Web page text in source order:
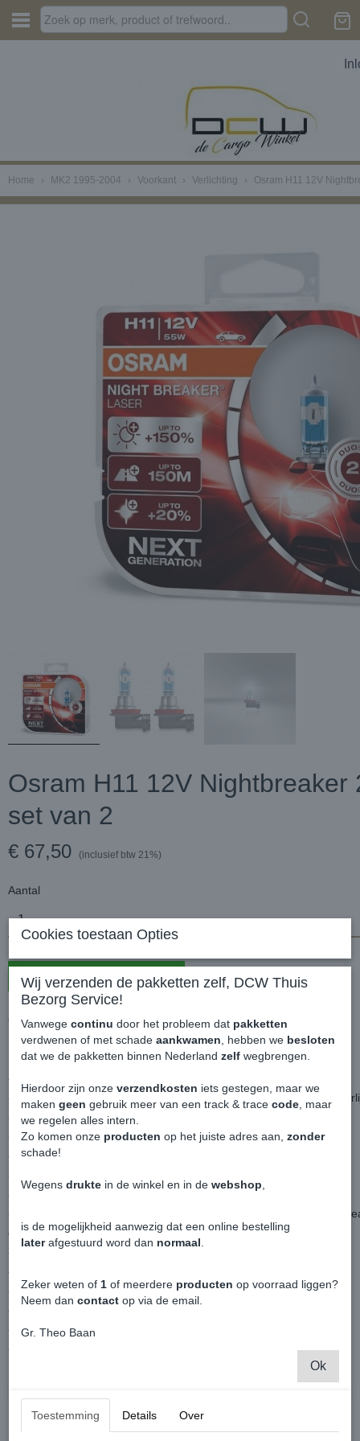
Home › MK2 1995-2004 › Voorkant › Verlichting › Osram H11 12V
Osram H11 12V Nightbreaker
set van 2
€ 67,50 (inclusief btw 21%)
Aantal
In winkelwagen
Osram H11 12V Nightbreaker 200 laser - set van 2
Kenmerken en voordelen NIGHT BREAKER LASER:
- Tot 150% meer licht op de weg
- Tot 150 m langere lichtbundel, waardoor meer reactietijd bij
- Tot 20% witter licht
- Meer lichtprestaties dankzij innovatieve laserablatie-technologie
- Uniek ontwerp met lasergeëtste productnaam
- ECE goedgekeurd
- Beter en meer zicht
- Meer licht maakt het mogelijk om verder te zien en dus sneller te
obstakels en gevaren zijn daardoor sneller te herkennen
- Hoger rijcomfort
- Comfortabel voor oudere en brildragende bestuurders
- Ideaal voor bestuurders die last hebben van nachtblindheid
- Ideaal voor vervuilde en verouderde koplampen
- Premium kwaliteit gemaakt in Duitsland
- Set van 2
Cookies toestaan Opties
Wij verzenden de pakketten zelf, DCW Thuis
Bezorg Service!
Vanwege continu door het probleem dat pakketten
verdwenen of met schade aankwamen , hebben we besloten
dat we de pakketten binnen Nederland zelf wegbrengen.
Hierdoor zijn onze verzendkosten iets gestegen, maar we
maken geen gebruik meer van een track & trace code , maar
we regelen alles intern.
Zo komen onze producten op het juiste adres aan, zonder
schade!
Wegens drukte in de winkel en in de webshop
is de mogelijkheid aanwezig dat een online bestelling
laterafgestuurd word dan normaal
Zeker weten of 1 of meerdere producten op voorraad liggen?
Neem dan contact op via de email.
Gr. Theo Baan
Ok
Toestemming Details Over